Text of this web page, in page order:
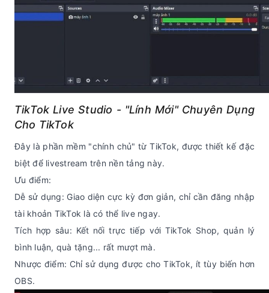
TikTok Live Studio - "Lính Mới" Chuyên Dụng
Cho TikTok
Đây là phần mềm "chính chủ" từ TikTok, được thiết kế đặc
biệt để livestream trên nền tảng này.
Ưu điểm:
Dễ sử dụng: Giao diện cực kỳ đơn giản, chỉ cần đăng nhập
tài khoản TikTok là có thể live ngay.
Tích hợp sâu: Kết nối trực tiếp với TikTok Shop, quản lý
bình luận, quà tặng... rất mượt mà.
Nhược điểm: Chỉ sử dụng được cho TikTok, ít tùy biến hơn
OBS.